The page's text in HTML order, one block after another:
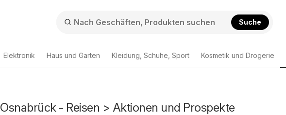
Suche
Elektronik Haus und Garten Kleidung, Schuhe, Sport Kosmetik und Drogerie
Osnabrück - Reisen > Aktionen und Prospekte